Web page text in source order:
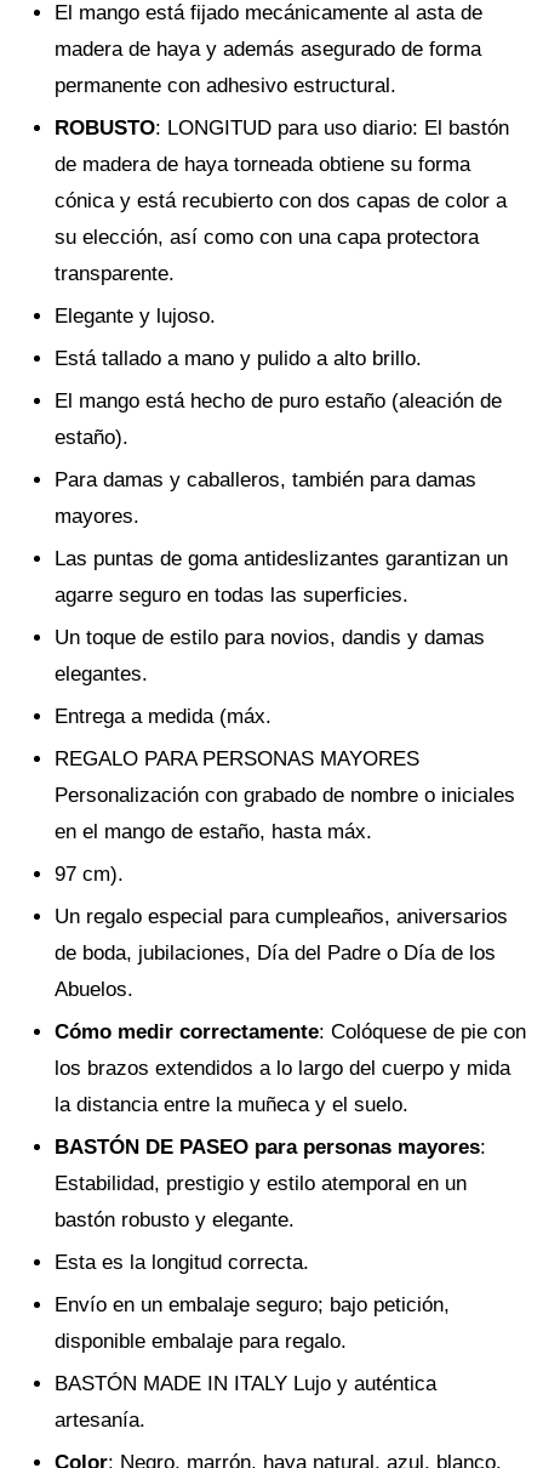
El mango está fijado mecánicamente al asta de
madera de haya y además asegurado de forma
permanente con adhesivo estructural.
ROBUSTO: LONGITUD para uso diario: El bastón
de madera de haya torneada obtiene su forma
cónica y está recubierto con dos capas de color a
su elección, así como con una capa protectora
transparente.
Elegante y lujoso.
Está tallado a mano y pulido a alto brillo.
El mango está hecho de puro estaño (aleación de
estaño).
Para damas y caballeros, también para damas
mayores.
Las puntas de goma antideslizantes garantizan un
agarre seguro en todas las superficies.
Un toque de estilo para novios, dandis y damas
elegantes.
Entrega a medida (máx.
REGALO PARA PERSONAS MAYORES
Personalización con grabado de nombre o iniciales
en el mango de estaño, hasta máx.
97 cm).
Un regalo especial para cumpleaños, aniversarios
de boda, jubilaciones, Día del Padre o Día de los
Abuelos.
Cómo medir correctamente: Colóquese de pie con
los brazos extendidos a lo largo del cuerpo y mida
la distancia entre la muñeca y el suelo.
BASTÓN DE PASEO para personas mayores:
Estabilidad, prestigio y estilo atemporal en un
bastón robusto y elegante.
Esta es la longitud correcta.
Envío en un embalaje seguro; bajo petición,
disponible embalaje para regalo.
BASTÓN MADE IN ITALY Lujo y auténtica
artesanía.
Color: Negro, marrón, haya natural, azul, blanco.